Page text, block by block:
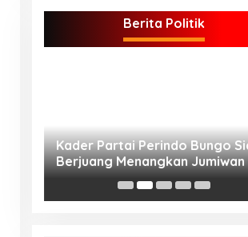
Berita Politik
Berjuang Menangkan Jumiwan –